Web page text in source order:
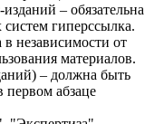
– обязательна
гиперссылка.
независимости от
материалов.
– должна быть
первом абзаце